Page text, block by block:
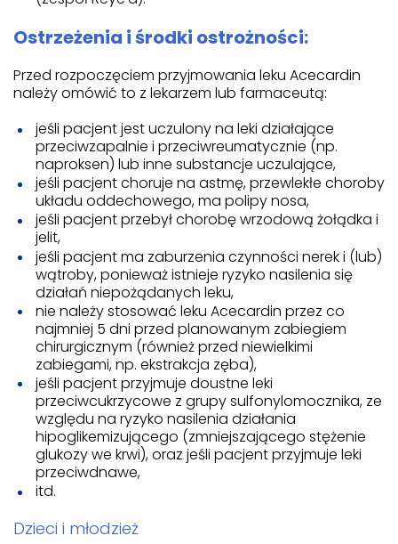
Ostrzeżenia i środki ostrożności:
Przed rozpoczęciem przyjmowania leku Acecardin
należy omówić to z lekarzem lub farmaceutą:
jeśli pacjent jest uczulony na leki działające
przeciwzapalnie i przeciwreumatycznie (np.
naproksen) lub inne substancje uczulające,
jeśli pacjent choruje na astmę, przewlekłe choroby
układu oddechowego, ma polipy nosa,
jeśli pacjent przebył chorobę wrzodową żołądka i
jelit,
jeśli pacjent ma zaburzenia czynności nerek i (lub)
wątroby, ponieważ istnieje ryzyko nasilenia się
działań niepożądanych leku,
nie należy stosować leku Acecardin przez co
najmniej 5 dni przed planowanym zabiegiem
chirurgicznym (również przed niewielkimi
zabiegami, np. ekstrakcja zęba),
jeśli pacjent przyjmuje doustne leki
przeciwcukrzycowe z grupy sulfonylomocznika, ze
względu na ryzyko nasilenia działania
hipoglikemizującego (zmniejszającego stężenie
glukozy we krwi), oraz jeśli pacjent przyjmuje leki
przeciwdnawe,
itd.
Dzieci i młodzież